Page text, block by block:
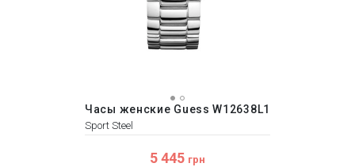
Часы женские Guess W12638L1
Sport Steel
5 445 грн